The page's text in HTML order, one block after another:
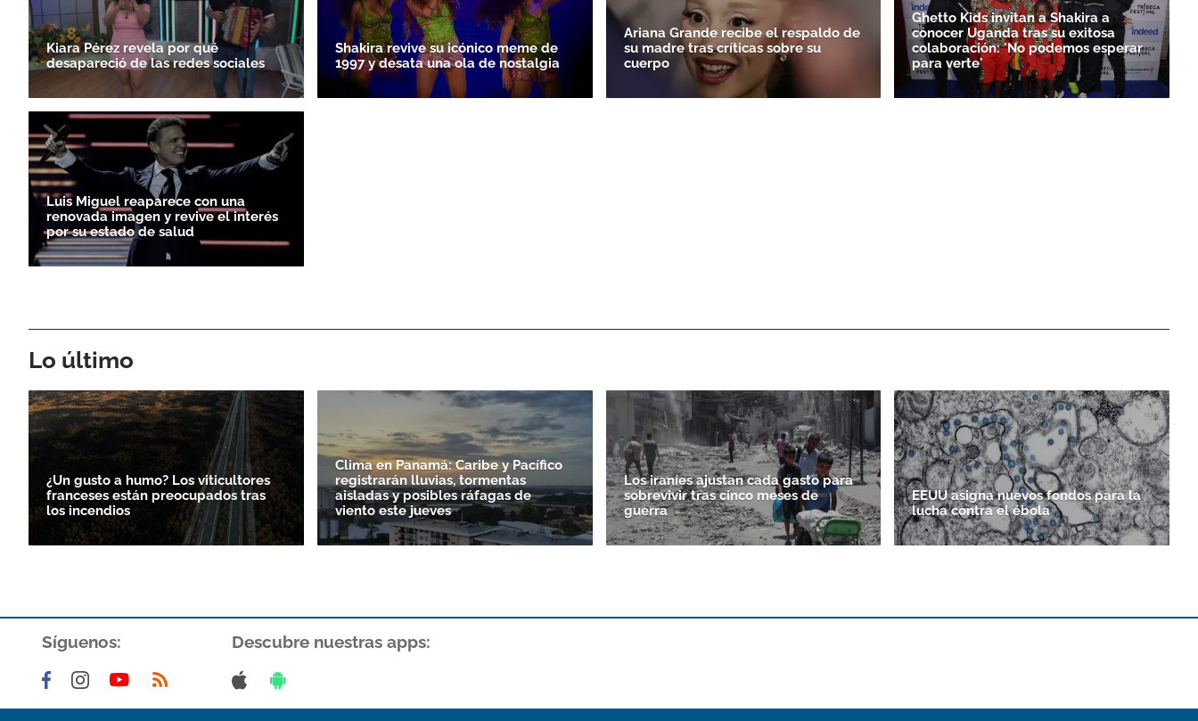
Kiara Pérez revela por qué
desapareció de las redes sociales
Shakira revive su icónico meme de
1997 y desata una ola de nostalgia
Ariana Grande recibe el respaldo de
su madre tras críticas sobre su
cuerpo
Ghetto Kids invitan a Shakira a
conocer Uganda tras su exitosa
colaboración: 'No podemos esperar
para verte'
Luis Miguel reaparece con una
renovada imagen y revive el interés
por su estado de salud
Lo último
¿Un gusto a humo? Los viticultores
franceses están preocupados tras
los incendios
Clima en Panamá: Caribe y Pacífico
registrarán lluvias, tormentas
aisladas y posibles ráfagas de
viento este jueves
Los iraníes ajustan cada gasto para
sobrevivir tras cinco meses de
guerra
EEUU asigna nuevos fondos para la
lucha contra el ébola
Síguenos: Descubre nuestras apps: